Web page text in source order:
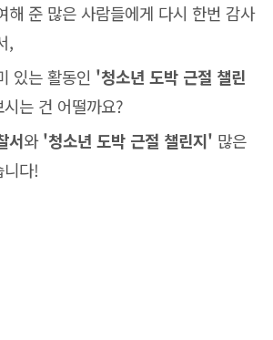
해 준 많은 사람들에게 다시 한번 감사
,
있는 활동인 '청소년 도박 근절 챌린
는 건 어떨까요?
서와'청소년 도박 근절 챌린지' 많은
다!